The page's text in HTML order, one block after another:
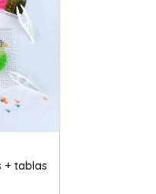
+ tablas